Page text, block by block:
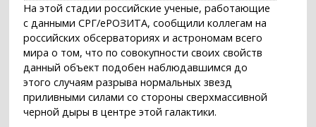
На этой стадии российские ученые, работающие
с данными СРГ/еРОЗИТА, сообщили коллегам на
российских обсерваториях и астрономам всего
мира о том, что по совокупности своих свойств
данный объект подобен наблюдавшимся до
этого случаям разрыва нормальных звезд
приливными силами со стороны сверхмассивной
черной дыры в центре этой галактики.